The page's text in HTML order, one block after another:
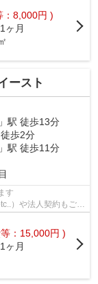
：8,000円 )
1ヶ月
ースト
」駅 徒歩13分
徒歩2分
」駅 徒歩11分
す
）や法人契約もご対
：15,000円 )
1ヶ月